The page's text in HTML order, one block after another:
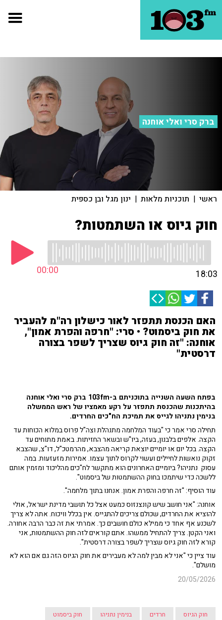
ברק סרי ואלי אוחנה
ראשי | תוכניות מלאות | ינון מגל ובן כספית
חוק גיוס או השתמטות?
00:00 18:03
האם הכנסת תתפזר לאור כישלון רה"מ להעביר
את חוק ביסמוט? • סרי: "חרפה והפרת אמון",
אוחנה: "זה חוק גיוס שצריך לשפר בצורה
דרסטית"
בפתח השעה השנייה בתוכניתם ב-103fm ברק סרי ואלי אוחנה
בהיתכנות שהכנסת תתפזר על רקע מאמציו של ראש הממשלה
בנימין נתניהו לגייס את תמיכת הח"כים החרדים.
תחילה סרי אמר כי "בעוד המלחמה מתנהלת וצה"ל פרוס במלוא הכוחות עד
הקצה. אלפים בלבנון, בעזה, ביו"ש ובשאר החזיתות. באמת מתוחים עד
הקצה. בכל יום או יומיים יוצאת קריאה מהצבא, מהרמטכ"ל, דו"צ, שהצבא
זקוק נואשות לחיילים ועשוי לקרוס לתוך עצמו. אמירות מזעזעות. במה
עסוק נתניהו? ביומיים האחרונים הוא מתקשר לח"כים מהליכוד ומזמין אותם
ללשכה כדי שיתמכו בחוק ההשתמטות של ביסמוט".
עוד הוסיף: "זה חרפה והפרת אמון. אנחנו בתוך מלחמה".
אוחנה: "אני חושב שיש קונצנזוס כמעט אצל כל תושבי מדינת ישראל, אולי
להוציא את החרדים, שכולם צריכים להתגייס. אין בכלל וויכוח. אתה לא צריך
לשכנע אף אחד כי ממילא כולם חושבים כך. אמרתי את זה כבר הרבה אחורה.
ואני הקטן. צריך להתחיל ממשהו. אתם קוראים לזה חוק ההשתמטות, אני
קורא לזה חוק גיוס שצריך לשפר בצורה דרסטית".
עוד ציין כי "אני לא מבין למה לא מעבירים את חוק הגיוס הזה גם אם הוא לא
מושלם".
20/05/2026
חוק הגיוס חרדים בנימין נתניהו חוק ביסמוט